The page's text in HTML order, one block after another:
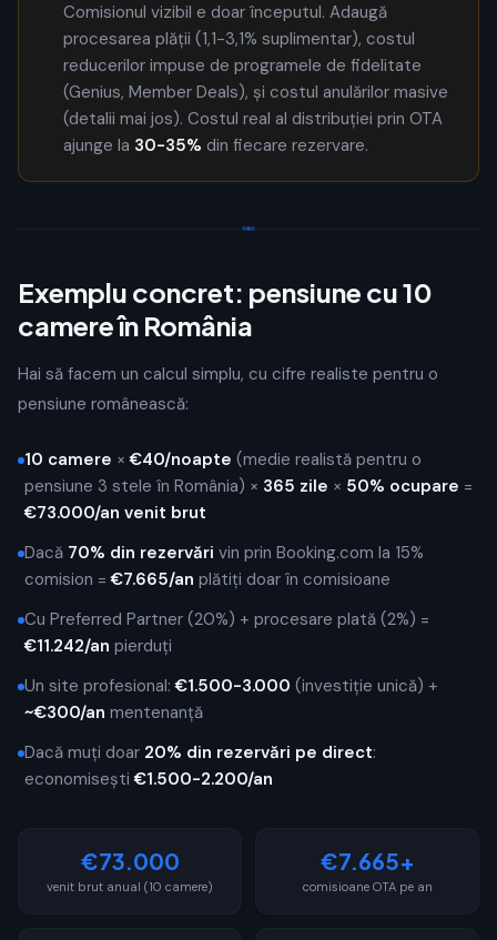
Comisionul vizibil e doar începutul. Adaugă
procesarea plății (1,1-3,1% suplimentar), costul
reducerilor impuse de programele de fidelitate
(Genius, Member Deals), și costul anulărilor masive
(detalii mai jos). Costul real al distribuției prin OTA
ajunge la 30-35% din fiecare rezervare.
Exemplu concret: pensiune cu 10
camere în România
Hai să facem un calcul simplu, cu cifre realiste pentru o
pensiune românească:
10 camere ×€40/noapte (medie realistă pentru o
pensiune 3 stele în România) × 365 zile × 50% ocupare =
€73.000/an venit brut
Dacă 70% din rezervări vin prin Booking.com la 15%
comision =€7.665/an plătiți doar în comisioane
Cu Preferred Partner (20%) + procesare plată (2%) =
€11.242/an pierduți
Un site profesional:€1.500-3.000 (investiție unică) +
~€300/an mentenanță
Dacă muți doar 20% din rezervări pe direct:
economisești€1.500-2.200/an
€73.000
venit brut anual (10 camere)
€7.665+
comisioane OTA pe an